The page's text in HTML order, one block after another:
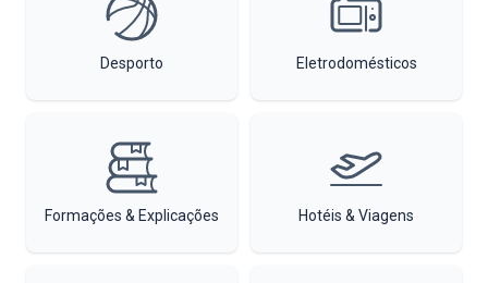
Desporto Eletrodomésticos
Formações & Explicações Hotéis & Viagens